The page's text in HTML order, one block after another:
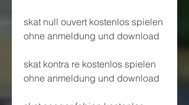
skat null ouvert kostenlos spielen
ohne anmeldung und download
skat kontra re kostenlos spielen
ohne anmeldung und download